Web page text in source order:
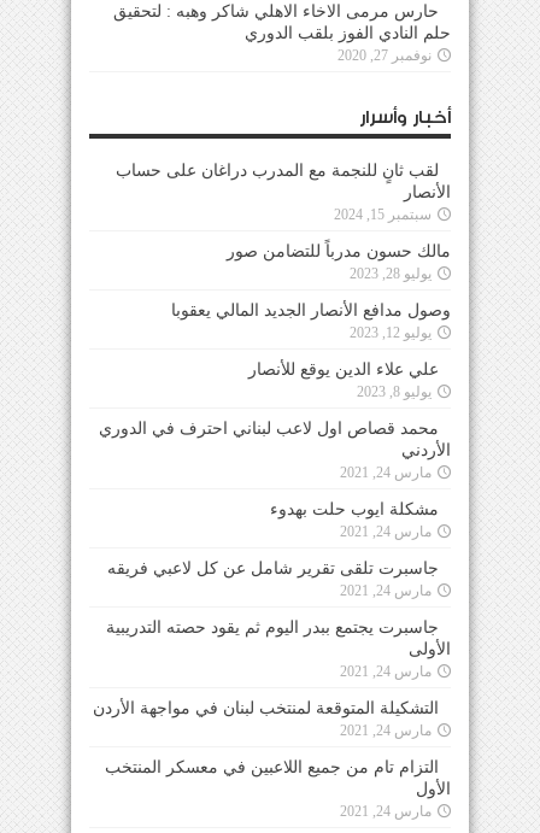
حارس مرمى الاخاء الاهلي شاكر وهبه : لتحقيق
حلم النادي الفوز بلقب الدوري
نوفمبر 27, 2020
أخبار وأسرار
لقب ثانٍ للنجمة مع المدرب دراغان على حساب
الأنصار
سبتمبر 15, 2024
مالك حسون مدرباً للتضامن صور
يوليو 28, 2023
وصول مدافع الأنصار الجديد المالي يعقوبا
يوليو 12, 2023
علي علاء الدين يوقع للأنصار
يوليو 8, 2023
محمد قصاص اول لاعب لبناني احترف في الدوري
الأردني
مارس 24, 2021
مشكلة ايوب حلت بهدوء
مارس 24, 2021
جاسبرت تلقى تقرير شامل عن كل لاعبي فريقه
مارس 24, 2021
جاسبرت يجتمع ببدر اليوم ثم يقود حصته التدريبية
الأولى
مارس 24, 2021
التشكيلة المتوقعة لمنتخب لبنان في مواجهة الأردن
مارس 24, 2021
التزام تام من جميع اللاعبين في معسكر المنتخب
الأول
مارس 24, 2021